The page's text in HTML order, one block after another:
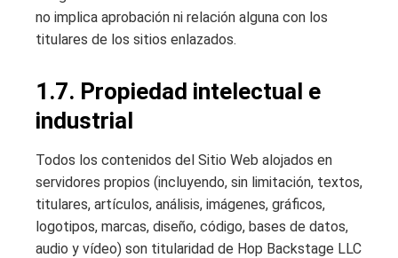
no implica aprobación ni relación alguna con los
titulares de los sitios enlazados.
1.7. Propiedad intelectual e
industrial
Todos los contenidos del Sitio Web alojados en
servidores propios (incluyendo, sin limitación, textos,
titulares, artículos, análisis, imágenes, gráficos,
logotipos, marcas, diseño, código, bases de datos,
audio y vídeo) son titularidad de Hop Backstage LLC